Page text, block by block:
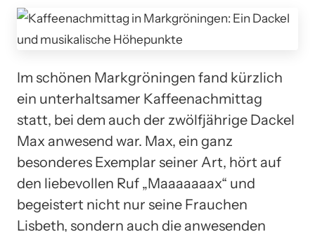
Im schönen Markgröningen fand kürzlich
ein unterhaltsamer Kaffeenachmittag
statt, bei dem auch der zwölfjährige Dackel
Max anwesend war. Max, ein ganz
besonderes Exemplar seiner Art, hört auf
den liebevollen Ruf „Maaaaaaax“ und
begeistert nicht nur seine Frauchen
Lisbeth, sondern auch die anwesenden